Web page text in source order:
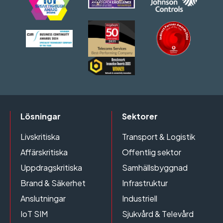
Lösningar
Livskritiska
Affärskritiska
Uppdragskritiska
Brand & Säkerhet
Anslutningar
IoT SIM
Sektorer
Transport & Logistik
Offentlig sektor
Samhällsbyggnad
Infrastruktur
Industriell
Sjukvård & Televård